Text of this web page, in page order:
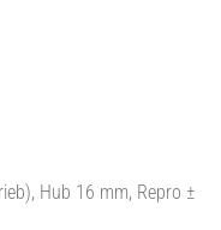
Hub 16 mm, Repro ±